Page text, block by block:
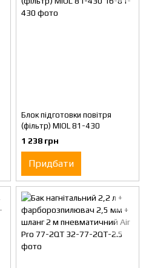
Блок підготовки повітря
(фільтр) MIOL 81-430
1 238 грн
Придбати